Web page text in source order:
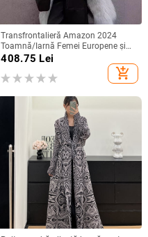
Transfrontalieră Amazon 2024
Toamnă/Iarnă Femei Europene și
Americane Blană Faux Caldă de
Lungime Medie Palton Gros Blană
Haining
408.75 Lei
add_shopping_cart